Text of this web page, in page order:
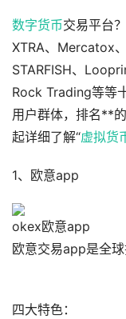
数字货币交易平台
XTRA、Mercatox
STARFISH、
Rock Trading等等
用户群体，排名**的
起详细了解“虚拟货
1、欧意app
okex欧意app
欧意交易app是全
四大特色：